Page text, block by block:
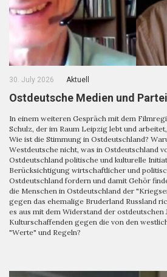
30. July 2026 Aktuell
Ostdeutsche Medien und
In einem weiteren Gespräch mit dem
Schulz, der im Raum Leipzig lebt und
Wie ist die Stimmung in Ostdeutschland?
Westdeutsche nicht, was in Ostdeutschland
Ostdeutschland politische und kulturelle
Berücksichtigung wirtschaftlicher und
Ostdeutschland fordern und damit Gehör
die Menschen in Ostdeutschland der
gegen das ehemalige Bruderland Russland
es aus mit dem Widerstand der ostdeutschen
Kulturschaffenden gegen die von den
"Werte" und Regeln?